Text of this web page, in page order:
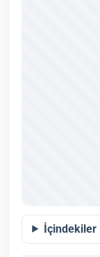
İçindekiler